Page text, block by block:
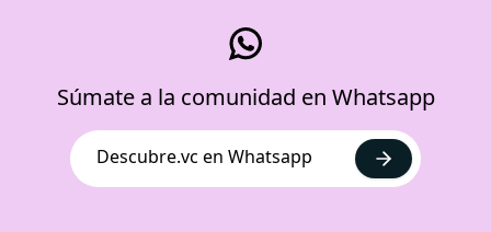
Súmate a la comunidad en Whatsapp
Descubre.vc en Whatsapp